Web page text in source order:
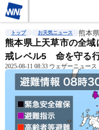
雨雲レーダー 台風情報
トップ お天気ニュース 熊本
熊本県上天草市の全
戒レベル5 命を守る
2025-08-11 08:33 ウェザーニュース